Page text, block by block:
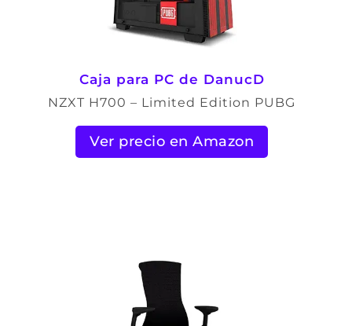
Caja para PC de DanucD
NZXT H700 – Limited Edition PUBG
Ver precio en Amazon